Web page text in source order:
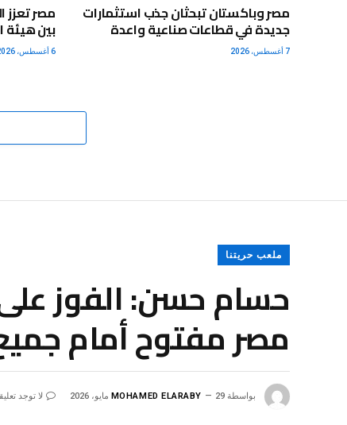
مصر وباكستان تبحثان جذب استثمارات
جديدة في قطاعات صناعية واعدة
7 أغسطس، 2026
مصر تعزز
بين هيئة
6 أغسطس، 2026
ملعب حريتنا
حسام حسن: الفوز
مصر مفتوح أمام جميع
بواسطة MOHAMED ELARABY 29 مايو، 2026 لا توجد